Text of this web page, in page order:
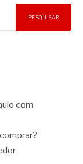
PESQUISAR
com